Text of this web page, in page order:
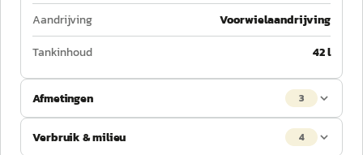
Aandrijving
Voorwielaandrijving
Tankinhoud
42 l
Afmetingen 3
Verbruik & milieu 4